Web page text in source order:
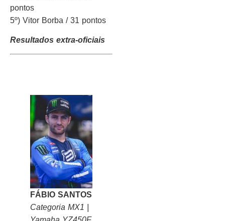
pontos
5º) Vitor Borba / 31 pontos
Resultados extra-oficiais
FÁBIO SANTOS
Categoria MX1 |